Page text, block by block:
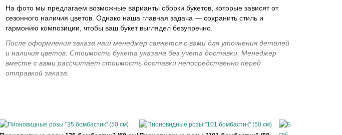
На фото мы предлагаем возможные варианты сборки букетов, которые зависят от
сезонного наличия цветов. Однако наша главная задача — сохранить стиль и
гармонию композиции, чтобы ваш букет выглядел безупречно.
После оформления заказа наш менеджер свяжется с вами для уточнения деталей
и наличия цветов. Стоимость букета указана без учета доставки. Менеджер
вместе с вами рассчитает стоимость доставки непосредственно перед
отправкой заказа.